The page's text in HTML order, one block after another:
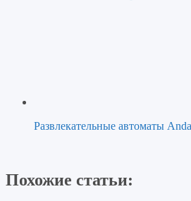
Развлекательные автоматы
Похожие статьи: